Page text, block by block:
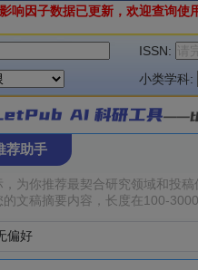
响因子数据已更新，欢迎查询使用
ISSN:
小类学科:
荐助手